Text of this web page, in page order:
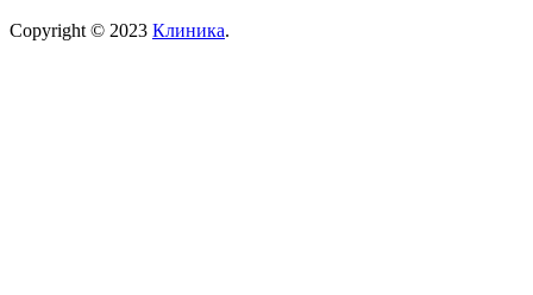
Copyright © 2023 Клиника.